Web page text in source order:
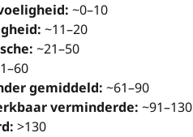
~0–10
~11–20
~21–50
gemiddeld: ~61–90
verminderde: ~91–130
>130